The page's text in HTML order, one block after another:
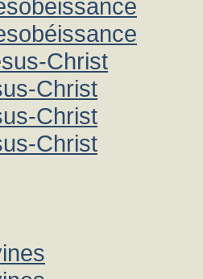
Christ
Christ
Christ
Christ